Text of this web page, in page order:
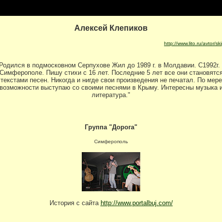
Алексей Клепиков
http://www.lito.ru/avtor/
в подмосковном Серпухове Жил до 1989 г. в Молдавии. С1992г.
Пишу стихи с 16 лет. Последние 5 лет все они
текстами песен. Никогда и нигде свои произведения не печатал. По мере
выступаю со своими песнями в Крыму. Интересны музыка
литература."
Группа "Дорога"
Симферополь
История с сайта http://www.portalbuj.com/